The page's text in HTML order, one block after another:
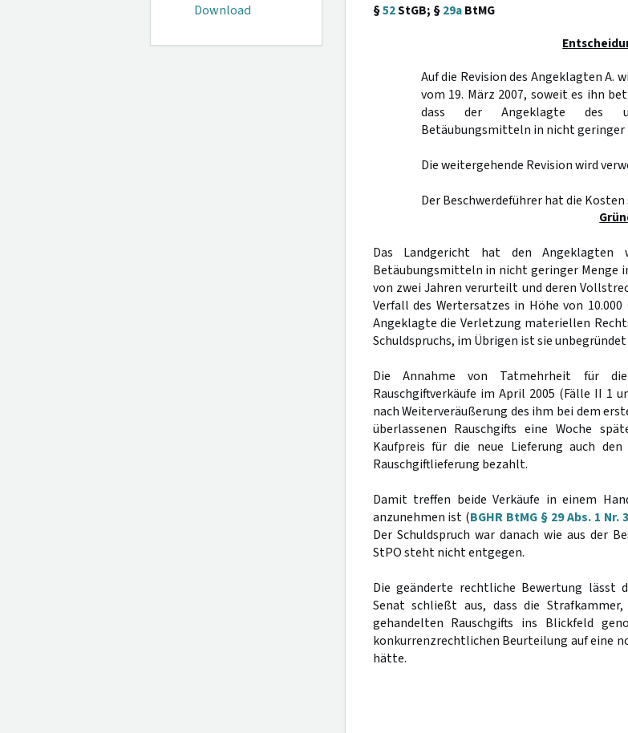
Download
§52StGB; §29aBtMG
Auf die Revision des Angeklagten A.
vom 19. März 2007, soweit es ihn
dass der Angeklagte des
Betäubungsmitteln in nicht geringer
Die weitergehende Revision wird
Der Beschwerdeführer hat die
Das Landgericht hat den Angeklagten
Betäubungsmitteln in nicht geringer Menge
von zwei Jahren verurteilt und deren
Verfall des Wertersatzes in Höhe von
Angeklagte die Verletzung materiellen
Schuldspruchs, im Übrigen ist sie unbegründet
Die Annahme von Tatmehrheit für
Rauschgiftverkäufe im April 2005 (Fälle II 1
nach Weiterveräußerung des ihm bei dem
überlassenen Rauschgifts eine Woche
Kaufpreis für die neue Lieferung auch
Rauschgiftlieferung bezahlt.
Damit treffen beide Verkäufe in einem
anzunehmen ist (BGHR BtMG § 29 Abs. 1
Der Schuldspruch war danach wie aus der
StPO steht nicht entgegen.
Die geänderte rechtliche Bewertung lässt
Senat schließt aus, dass die
gehandelten Rauschgifts ins Blickfeld
konkurrenzrechtlichen Beurteilung auf eine
hätte.